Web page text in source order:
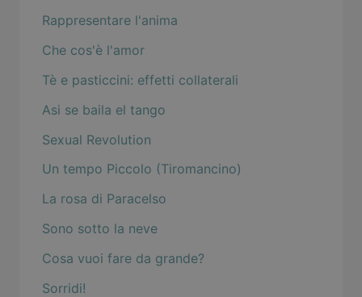
Rappresentare l'anima
Che cos'è l'amor
Tè e pasticcini: effetti collaterali
Asi se baila el tango
Sexual Revolution
Un tempo Piccolo (Tiromancino)
La rosa di Paracelso
Sono sotto la neve
Cosa vuoi fare da grande?
Sorridi!